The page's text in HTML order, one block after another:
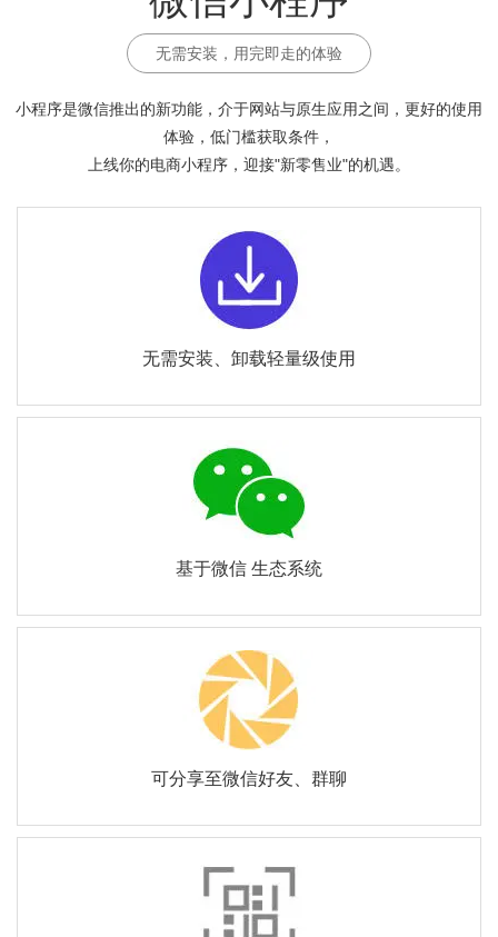
无需安装，用完即走的体验
小程序是微信推出的新功能，介于网站与原生应用之间，更好的使用
体验，低门槛获取条件，
上线你的电商小程序，迎接"新零售业"的机遇。
无需安装、卸载轻量级使用
基于微信 生态系统
可分享至微信好友、群聊